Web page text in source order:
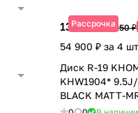
Рассрочка
13 725 ₽15 250 ₽
54 900 ₽ за 4
Диск R-19
KHW1904*
BLACK MATT-